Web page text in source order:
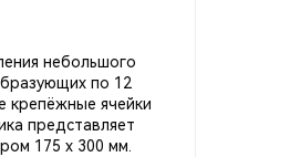
небольшого
по 12
крепёжные ячейки
представляет
175 х 300 мм.